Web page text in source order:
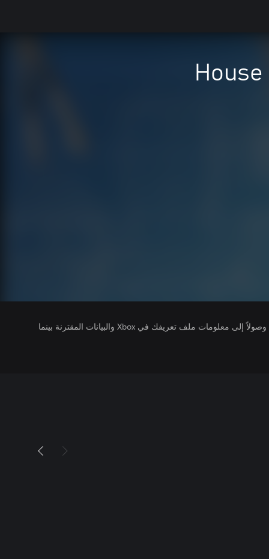
يتلقى ناشرو الألعاب التي تقوم بتشغيلها وصولاً إلى معلومات ملف تعريفك في Xbox والبيانات المقترنة بينما